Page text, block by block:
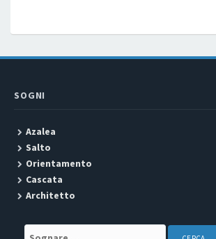
SOGNI
Azalea
Salto
Orientamento
Cascata
Architetto
Search for: